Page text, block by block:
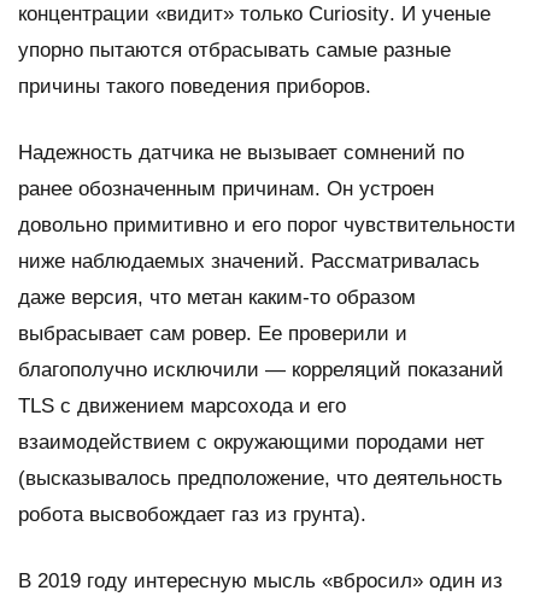
концентрации «видит» только Curiosity. И ученые
упорно пытаются отбрасывать самые разные
причины такого поведения приборов.
Надежность датчика не вызывает сомнений по
ранее обозначенным причинам. Он устроен
довольно примитивно и его порог чувствительности
ниже наблюдаемых значений. Рассматривалась
даже версия, что метан каким-то образом
выбрасывает сам ровер. Ее проверили и
благополучно исключили — корреляций показаний
TLS с движением марсохода и его
взаимодействием с окружающими породами нет
(высказывалось предположение, что деятельность
робота высвобождает газ из грунта).
В 2019 году интересную мысль «вбросил» один из